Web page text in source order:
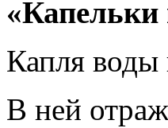
«Капельки
Капля воды
В ней